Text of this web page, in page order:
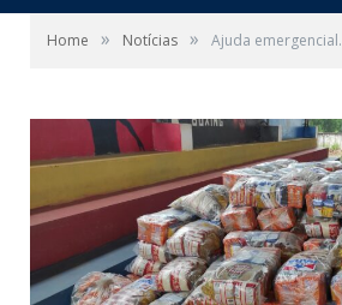
Home » Notícias » Ajuda emergencial.